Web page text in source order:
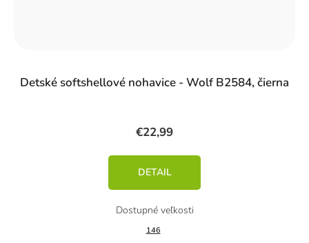
Detské softshellové nohavice - Wolf B2584, čierna
€22,99
DETAIL
146